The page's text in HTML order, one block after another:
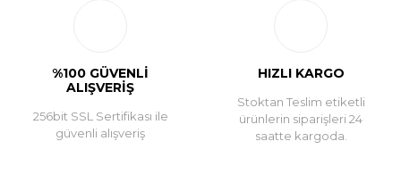
%100 GÜVENLİ
ALIŞVERİŞ
256bit SSL Sertifikası ile
güvenli alışveriş
HIZLI KARGO
Stoktan Teslim etiketli
ürünlerin siparişleri 24
saatte kargoda.